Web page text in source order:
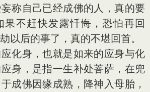
称自己已经成佛的人，真的要
果不赶快发露忏悔，恐怕再回
以后的事了，真的不堪回首。
化身，也就是如来的应身与化
身，是指一生补处菩萨，在兜
成佛因缘成熟，降神入母胎，